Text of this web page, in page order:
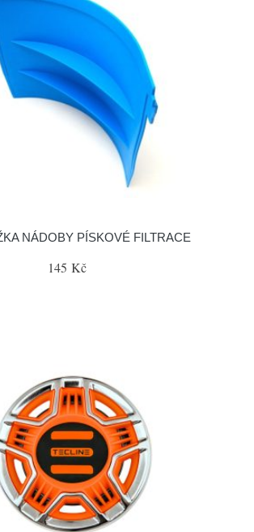
NÁDOBY PÍSKOVÉ FILTRACE
145 Kč